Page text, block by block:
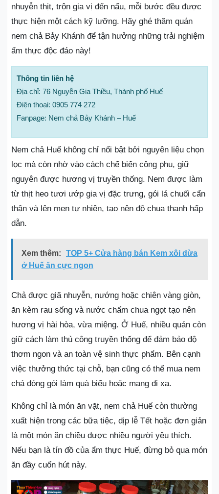
nhuyễn thịt, trộn gia vị đến nấu, mỗi bước đều được
thực hiện một cách kỹ lưỡng. Hãy ghé thăm quán
nem chả Bảy Khánh để tận hưởng những trải nghiệm
ẩm thực độc đáo này!
Thông tin liên hệ
Địa chỉ: 76 Nguyễn Gia Thiều, Thành phố Huế
Điện thoại: 0905 774 272
Fanpage: Nem chả Bảy Khánh – Huế
Nem chả Huế không chỉ nổi bật bởi nguyên liệu chọn
lọc mà còn nhờ vào cách chế biến công phu, giữ
nguyên được hương vị truyền thống. Nem được làm
từ thịt heo tươi ướp gia vị đặc trưng, gói lá chuối cẩn
thận và lên men tự nhiên, tạo nên độ chua thanh hấp
dẫn.
Xem thêm:
TOP 5+ Cửa hàng bán Kem xôi dừa
ở Huế ăn cực ngon
Chả được giã nhuyễn, nướng hoặc chiên vàng giòn,
ăn kèm rau sống và nước chấm chua ngọt tạo nên
hương vị hài hòa, vừa miệng. Ở Huế, nhiều quán còn
giữ cách làm thủ công truyền thống để đảm bảo độ
thơm ngon và an toàn vệ sinh thực phẩm. Bên cạnh
việc thưởng thức tại chỗ, bạn cũng có thể mua nem
chả đóng gói làm quà biếu hoặc mang đi xa.
Không chỉ là món ăn vặt, nem chả Huế còn thường
xuất hiện trong các bữa tiệc, dịp lễ Tết hoặc đơn giản
là một món ăn chiều được nhiều người yêu thích.
Nếu bạn là tín đồ của ẩm thực Huế, đừng bỏ qua món
ăn đầy cuốn hút này.